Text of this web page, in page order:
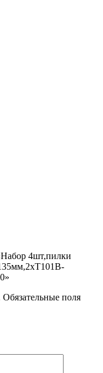
4шт,пилки
Обязательные поля